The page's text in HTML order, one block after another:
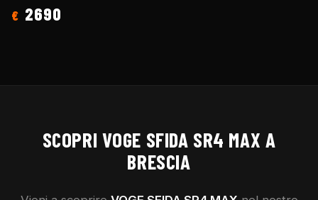
€ 2690
SCOPRI VOGE SFIDA SR4 MAX A
BRESCIA